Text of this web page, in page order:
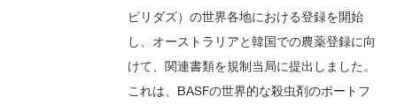
ピリダズ）の世界各地における登録を開始
し、オーストラリアと韓国での農薬登録に向
けて、関連書類を規制当局に提出しました。
これは、BASFの世界的な殺虫剤のポートフ